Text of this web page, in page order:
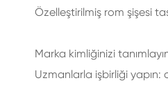
Özelleştirilmiş rom şişesi
Marka kimliğinizi
Uzmanlarla işbirliği yapın: